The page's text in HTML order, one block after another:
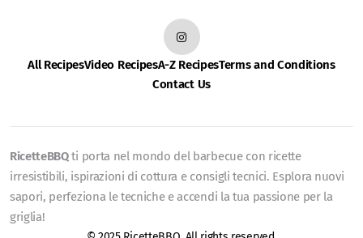
All RecipesVideo RecipesA-Z RecipesTerms and Conditions
Contact Us
RicetteBBQti porta nel mondo del barbecue con ricette
irresistibili, ispirazioni di cottura e consigli tecnici. Esplora nuovi
sapori, perfeziona le tecniche e accendi la tua passione per la
griglia!